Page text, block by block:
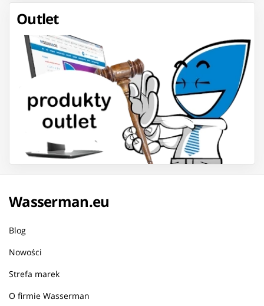
Outlet
Wasserman.eu
Blog
Nowości
Strefa marek
O firmie Wasserman